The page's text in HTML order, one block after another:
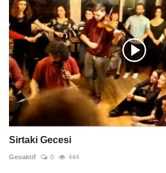
Sirtaki Gecesi
Geoaktif 0 444